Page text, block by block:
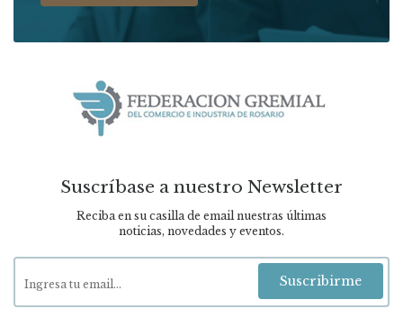
Suscríbase a nuestro Newsletter
Reciba en su casilla de email nuestras últimas
noticias, novedades y eventos.
Suscribirme